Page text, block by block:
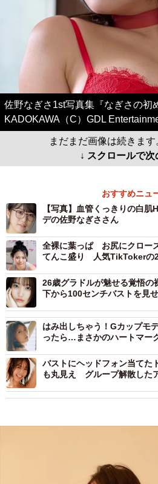
佐野なぎさ1st写真集『なぎさの初
KADOKAWA（C）GDL
まだまだ画像は続きます
↓ スクロールで次
おすすめニュ
【写真】血管くっきりの白
デの佐野なぎささん
全裸に葉っぱ お尻にクロー
てんこ盛り 人気TikTokerの
26歳グラドルが魅せる覚悟
下から100センチバストを見
はみ出しちゃう！Gカップモ
ったら…まさかのハートマー
バストにヘッドフォン当て
も丸見え グループ解散した